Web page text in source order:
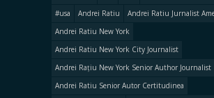
#usa
Andrei Ratiu
Andrei Ratiu Jurnalist
Andrei Ratiu New York
Andrei Ratiu New York City Journalist
Andrei Rațiu New York Senior Author Journalist
Andrei Ratiu Senior Autor Certitudinea